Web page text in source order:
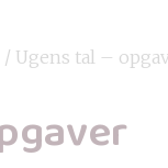
/ Ugens tal –